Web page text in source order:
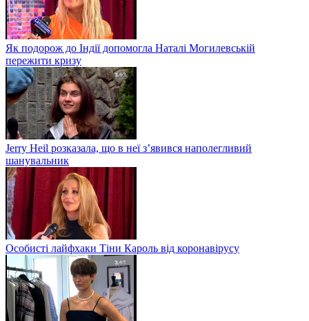
Як подорож до Індії допомогла Наталі Могилевській
пережити кризу
Jerry Heil розказала, що в неї з’явився наполегливий
шанувальник
Особисті лайфхаки Тіни Кароль від коронавірусу